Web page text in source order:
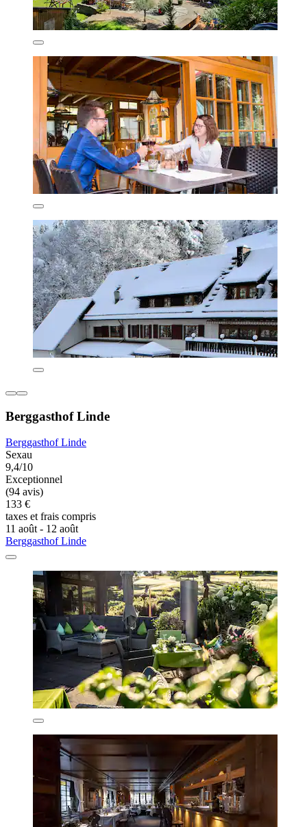
Berggasthof Linde
Berggasthof Linde
Sexau
9,4/10
Exceptionnel
(94 avis)
133 €
taxes et frais compris
11 août - 12 août
Berggasthof Linde